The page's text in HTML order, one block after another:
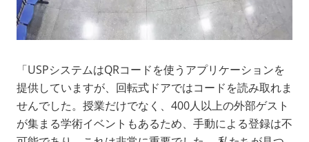
「USPシステムはQRコードを使うアプリケーションを
提供していますが、回転式ドアではコードを読み取れま
せんでした。授業だけでなく、400人以上の外部ゲスト
が集まる学術イベントもあるため、手動による登録は不